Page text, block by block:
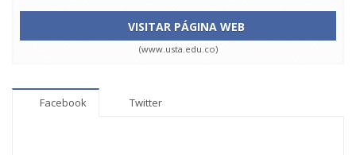
VISITAR PÁGINA WEB
(www.usta.edu.co)
Facebook Twitter